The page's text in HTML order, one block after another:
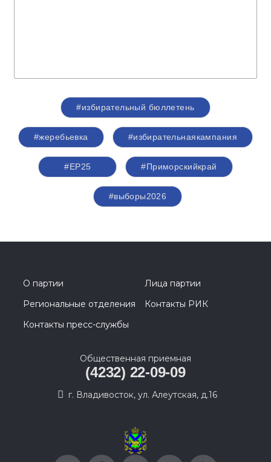
#избирательный бюллетень
#жеребьевка #избирательнаякампания
#ЕР25 #Приморскийкрай
#выборы2026
О партии
Лица партии
Региональные отделения
Контакты РИК
Контакты пресс-службы
Общественная приемная
(4232) 22-09-09
г. Владивосток, ул. Алеутская, д.16